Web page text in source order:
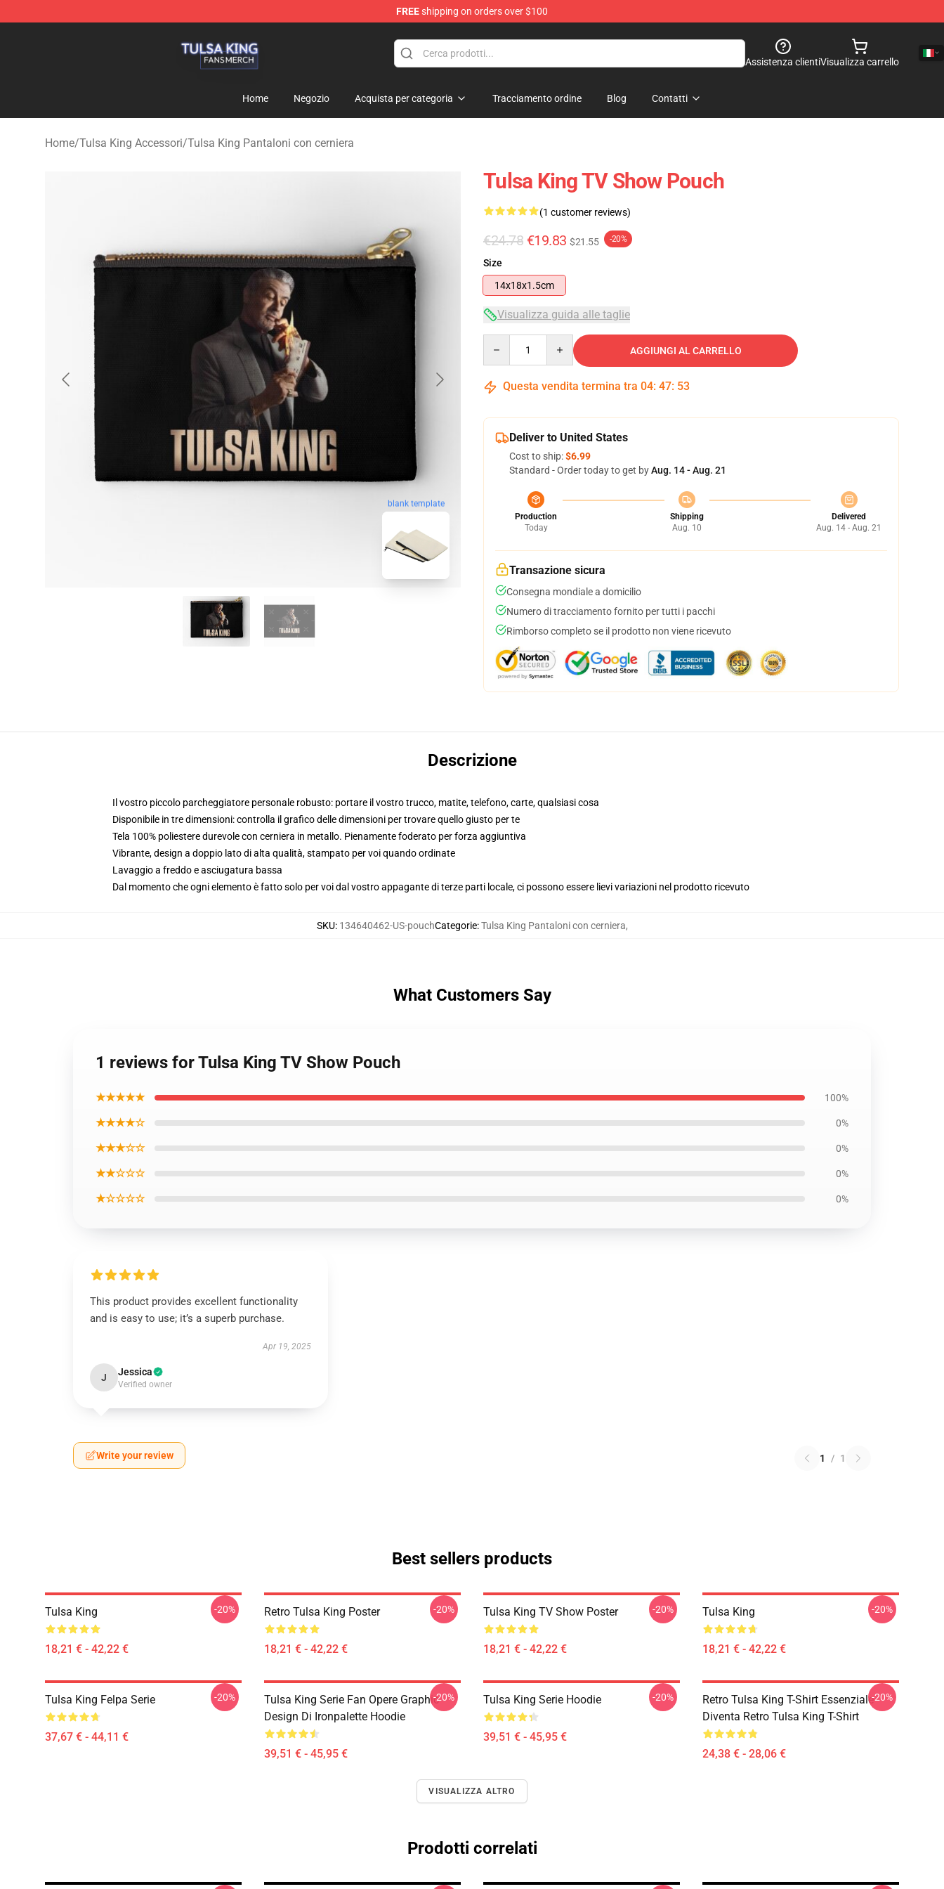
FREEshipping on orders over $100
Assistenza clientiVisualizza carrello
Home Negozio Acquista per categoria Tracciamento ordine Blog Contatti
Home/Tulsa King Accessori/Tulsa King Pantaloni con cerniera
blank template
Tulsa King TV Show Pouch
(1 customer reviews)
€24.78 €19.83 $21.55 -20%
Size
14x18x1.5cm
Visualizza guida alle taglie
AGGIUNGI AL CARRELLO
Questa vendita termina tra 04: 47: 52
Deliver to United States
Cost to ship:$6.99
Standard - Order today to get byAug. 14 - Aug. 21
Production
Today
Shipping
Aug. 10
Delivered
Aug. 14 - Aug. 21
Transazione sicura
Consegna mondiale a domicilio
Numero di tracciamento fornito per tutti i pacchi
Rimborso completo se il prodotto non viene ricevuto
Descrizione
Il vostro piccolo parcheggiatore personale robusto: portare il vostro trucco, matite, telefono, carte, qualsiasi cosa
Disponibile in tre dimensioni: controlla il grafico delle dimensioni per trovare quello giusto per te
Tela 100% poliestere durevole con cerniera in metallo. Pienamente foderato per forza aggiuntiva
Vibrante, design a doppio lato di alta qualità, stampato per voi quando ordinate
Lavaggio a freddo e asciugatura bassa
Dal momento che ogni elemento è fatto solo per voi dal vostro appagante di terze parti locale, ci possono essere lievi variazioni nel prodotto ricevuto
SKU: 134640462-US-pouchCategorie:Tulsa King Pantaloni con cerniera,
What Customers Say
1 reviews for Tulsa King TV Show Pouch
★★★★★ 100%
★★★★☆ 0%
★★★☆☆ 0%
★★☆☆☆ 0%
★☆☆☆☆ 0%
This product provides excellent functionality
and is easy to use; it’s a superb purchase.
Apr 19, 2025
J Jessica
Verified owner
Write your review 1 / 1
Best sellers products
Tulsa King
18,21 € - 42,22 €
-20% Retro Tulsa King Poster
18,21 € - 42,22 €
-20% Tulsa King TV Show Poster
18,21 € - 42,22 €
-20% Tulsa King
18,21 € - 42,22 €
-20%
Tulsa King Felpa Serie
37,67 € - 44,11 €
-20%
Tulsa King Serie Fan Opere Graphic
Design Di Ironpalette Hoodie
39,51 € - 45,95 €
-20% Tulsa King Serie Hoodie
39,51 € - 45,95 €
-20%
Retro Tulsa King T-Shirt Essenziale
Diventa Retro Tulsa King T-Shirt
24,38 € - 28,06 €
-20%
VISUALIZZA ALTRO
Prodotti correlati